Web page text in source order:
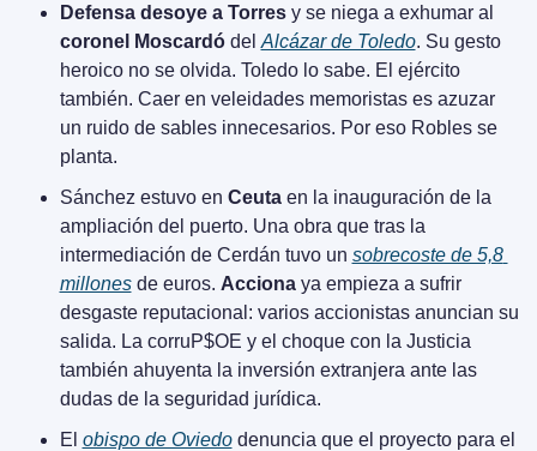
Defensa desoye a Torres
coronel Moscardó del Alcázar de Toledo. Su gesto
heroico no se olvida. Toledo lo sabe. El ejército
también. Caer en veleidades memoristas es azuzar
un ruido de sables innecesarios. Por eso Robles se
planta.
Sánchez estuvo en Ceuta en la inauguración de la
ampliación del puerto. Una obra que tras la
intermediación de Cerdán tuvo un sobrecoste de 5,8
millones de euros. Acciona ya empieza a sufrir
desgaste reputacional: varios accionistas anuncian su
salida. La corruP$OE y el choque con la Justicia
también ahuyenta la inversión extranjera ante las
dudas de la seguridad jurídica.
El obispo de Oviedo